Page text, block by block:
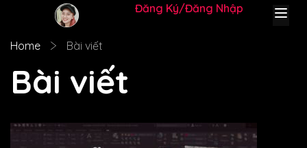
Đăng Ký Đăng Nhập
Home Bài viết
Bài viết